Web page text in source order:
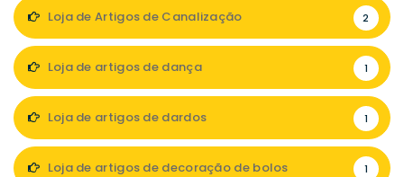
Loja de Artigos de Canalização 2
Loja de artigos de dança 1
Loja de artigos de dardos 1
Loja de artigos de decoração de bolos 1